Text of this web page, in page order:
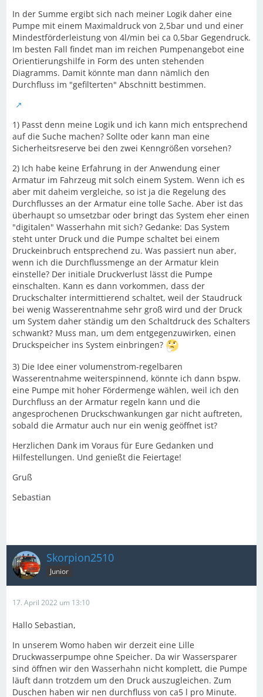
In der Summe ergibt sich nach meiner Logik daher eine
Pumpe mit einem Maximaldruck von 2,5bar und und einer
Mindestförderleistung von 4l/min bei ca 0,5bar Gegendruck.
Im besten Fall findet man im reichen Pumpenangebot eine
Orientierungshilfe in Form des unten stehenden
Diagramms. Damit könnte man dann nämlich den
Durchfluss im "gefilterten" Abschnitt bestimmen.
1) Passt denn meine Logik und ich kann mich entsprechend
auf die Suche machen? Sollte oder kann man eine
Sicherheitsreserve bei den zwei Kenngrößen vorsehen?
2) Ich habe keine Erfahrung in der Anwendung einer
Armatur im Fahrzeug mit solch einem System. Wenn ich es
aber mit daheim vergleiche, so ist ja die Regelung des
Durchflusses an der Armatur eine tolle Sache. Aber ist das
überhaupt so umsetzbar oder bringt das System eher einen
"digitalen" Wasserhahn mit sich? Gedanke: Das System
steht unter Druck und die Pumpe schaltet bei einem
Druckeinbruch entsprechend zu. Was passiert nun aber,
wenn ich die Durchflussmenge an der Armatur klein
einstelle? Der initiale Druckverlust lässt die Pumpe
einschalten. Kann es dann vorkommen, dass der
Druckschalter intermittierend schaltet, weil der Staudruck
bei wenig Wasserentnahme sehr groß wird und der Druck
um System daher ständig um den Schaltdruck des Schalters
schwankt? Muss man, um dem entgegenzuwirken, einen
Druckspeicher ins System einbringen?
3) Die Idee einer volumenstrom-regelbaren
Wasserentnahme weiterspinnend, könnte ich dann bspw.
eine Pumpe mit hoher Fördermenge wählen, weil ich den
Durchfluss an der Armatur regeln kann und die
angesprochenen Druckschwankungen gar nicht auftreten,
sobald die Armatur auch nur ein wenig geöffnet ist?
Herzlichen Dank im Voraus für Eure Gedanken und
Hilfestellungen. Und genießt die Feiertage!
Gruß
Sebastian
Skorpion2510
Junior
17. April 2022 um 13:10
Hallo Sebastian,
In unserem Womo haben wir derzeit eine Lille
Druckwasserpumpe ohne Speicher. Da wir Wassersparer
sind öffnen wir den Wasserhahn nicht komplett, die Pumpe
läuft dann trotzdem um den Druck auszugleichen. Zum
Duschen haben wir nen durchfluss von ca5 l pro Minute.